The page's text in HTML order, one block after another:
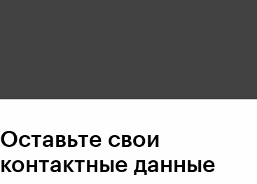
Оставьте свои
контактные данные